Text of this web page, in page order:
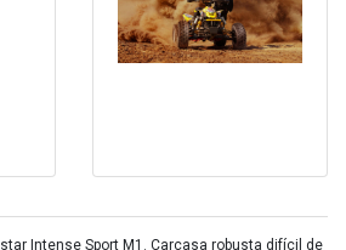
Intense Sport M1. Carcasa robusta difícil de